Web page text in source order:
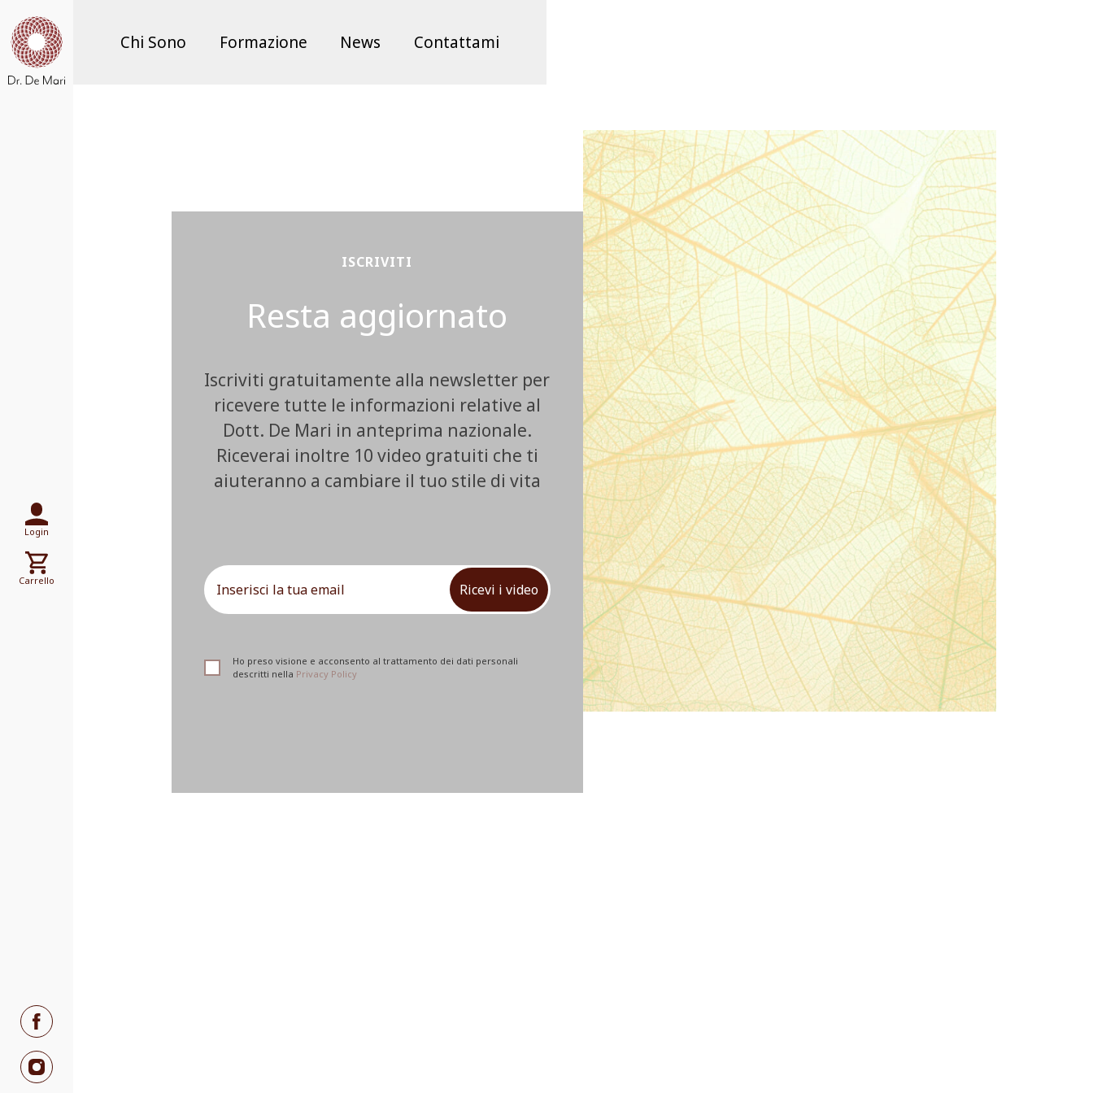
Chi Sono Formazione News Contattami
Login
Carrello
ISCRIVITI
Resta aggiornato
Iscriviti gratuitamente alla newsletter per
ricevere tutte le informazioni relative al
Dott. De Mari in anteprima nazionale.
Riceverai inoltre 10 video gratuiti che ti
aiuteranno a cambiare il tuo stile di vita
Ricevi i video
Ho preso visione e acconsento al trattamento dei dati personali
descritti nella Privacy Policy